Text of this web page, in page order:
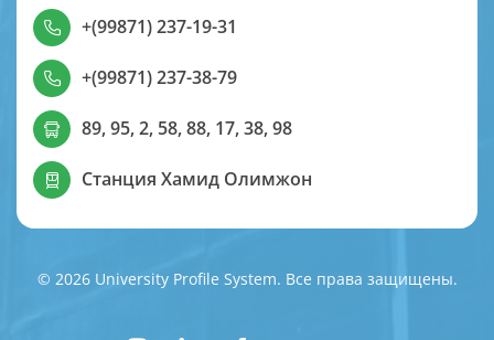
+(99871) 237-19-31
+(99871) 237-38-79
89, 95, 2, 58, 88, 17, 38, 98
Станция Хамид Олимжон
© 2026 University Profile System. Все права защищены.